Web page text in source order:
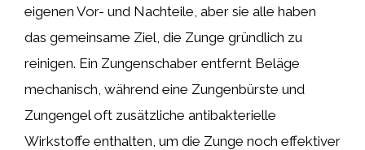
eigenen Vor- und Nachteile, aber sie alle haben
das gemeinsame Ziel, die Zunge gründlich zu
reinigen. Ein Zungenschaber entfernt Beläge
mechanisch, während eine Zungenbürste und
Zungengel oft zusätzliche antibakterielle
Wirkstoffe enthalten, um die Zunge noch effektiver